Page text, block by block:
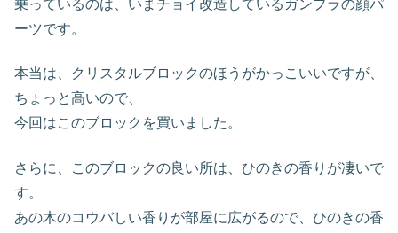
乗っているのは、いまチョイ改造しているガンプラの顔パ
ーツです。
本当は、クリスタルブロックのほうがかっこいいですが、
ちょっと高いので、
今回はこのブロックを買いました。
さらに、このブロックの良い所は、ひのきの香りが凄いで
す。
あの木のコウバしい香りが部屋に広がるので、ひのきの香